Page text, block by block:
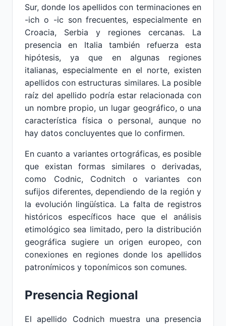
Sur, donde los apellidos con terminaciones en
-ich o -ic son frecuentes, especialmente en
Croacia, Serbia y regiones cercanas. La
presencia en Italia también refuerza esta
hipótesis, ya que en algunas regiones
italianas, especialmente en el norte, existen
apellidos con estructuras similares. La posible
raíz del apellido podría estar relacionada con
un nombre propio, un lugar geográfico, o una
característica física o personal, aunque no
hay datos concluyentes que lo confirmen.
En cuanto a variantes ortográficas, es posible
que existan formas similares o derivadas,
como Codnic, Codnitch o variantes con
sufijos diferentes, dependiendo de la región y
la evolución lingüística. La falta de registros
históricos específicos hace que el análisis
etimológico sea limitado, pero la distribución
geográfica sugiere un origen europeo, con
conexiones en regiones donde los apellidos
patronímicos y toponímicos son comunes.
Presencia Regional
El apellido Codnich muestra una presencia